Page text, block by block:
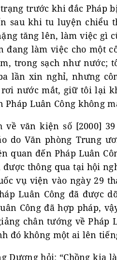
trước khi đắc Pháp
sau khi tu luyện chiểu
tăng lên, làm việc gì
đang làm việc cho một
trong sạch như nước;
lần xin nghỉ, nhưng
nước mắt, giữ tôi lại
Luân Công không
văn kiện số [2000]
do Văn phòng Trung
quan đến Pháp Luân
thông qua tại hội
vụ viện vào ngày 29
Luân Công đã được
Công đã hợp pháp,
chân tướng về
đó không một ai lên
Dương hỏi: “Chồng kia